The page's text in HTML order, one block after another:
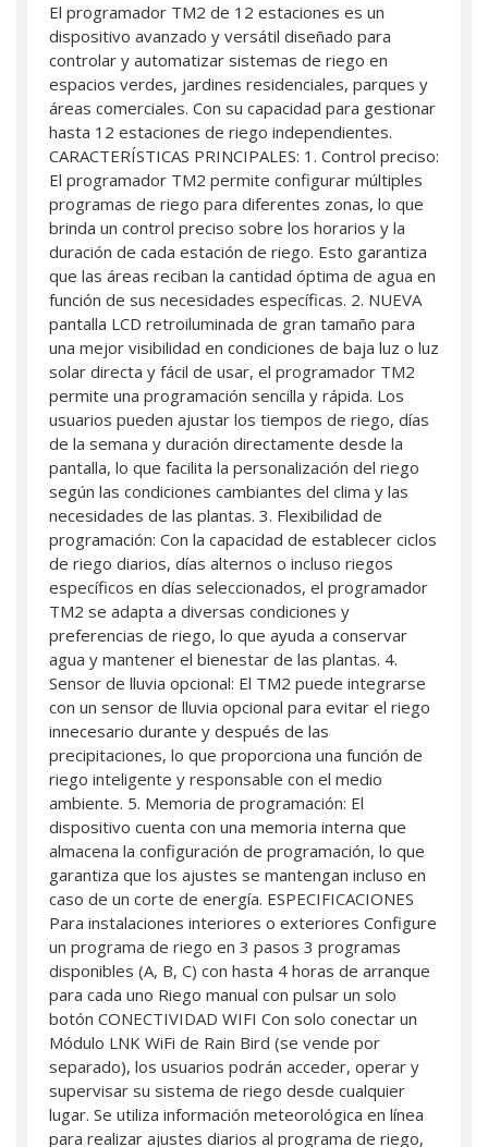
El programador TM2 de 12 estaciones es un
dispositivo avanzado y versátil diseñado para
controlar y automatizar sistemas de riego en
espacios verdes, jardines residenciales, parques y
áreas comerciales. Con su capacidad para gestionar
hasta 12 estaciones de riego independientes.
CARACTERÍSTICAS PRINCIPALES: 1. Control preciso:
El programador TM2 permite configurar múltiples
programas de riego para diferentes zonas, lo que
brinda un control preciso sobre los horarios y la
duración de cada estación de riego. Esto garantiza
que las áreas reciban la cantidad óptima de agua en
función de sus necesidades específicas. 2. NUEVA
pantalla LCD retroiluminada de gran tamaño para
una mejor visibilidad en condiciones de baja luz o luz
solar directa y fácil de usar, el programador TM2
permite una programación sencilla y rápida. Los
usuarios pueden ajustar los tiempos de riego, días
de la semana y duración directamente desde la
pantalla, lo que facilita la personalización del riego
según las condiciones cambiantes del clima y las
necesidades de las plantas. 3. Flexibilidad de
programación: Con la capacidad de establecer ciclos
de riego diarios, días alternos o incluso riegos
específicos en días seleccionados, el programador
TM2 se adapta a diversas condiciones y
preferencias de riego, lo que ayuda a conservar
agua y mantener el bienestar de las plantas. 4.
Sensor de lluvia opcional: El TM2 puede integrarse
con un sensor de lluvia opcional para evitar el riego
innecesario durante y después de las
precipitaciones, lo que proporciona una función de
riego inteligente y responsable con el medio
ambiente. 5. Memoria de programación: El
dispositivo cuenta con una memoria interna que
almacena la configuración de programación, lo que
garantiza que los ajustes se mantengan incluso en
caso de un corte de energía. ESPECIFICACIONES
Para instalaciones interiores o exteriores Configure
un programa de riego en 3 pasos 3 programas
disponibles (A, B, C) con hasta 4 horas de arranque
para cada uno Riego manual con pulsar un solo
botón CONECTIVIDAD WIFI Con solo conectar un
Módulo LNK WiFi de Rain Bird (se vende por
separado), los usuarios podrán acceder, operar y
supervisar su sistema de riego desde cualquier
lugar. Se utiliza información meteorológica en línea
para realizar ajustes diarios al programa de riego,